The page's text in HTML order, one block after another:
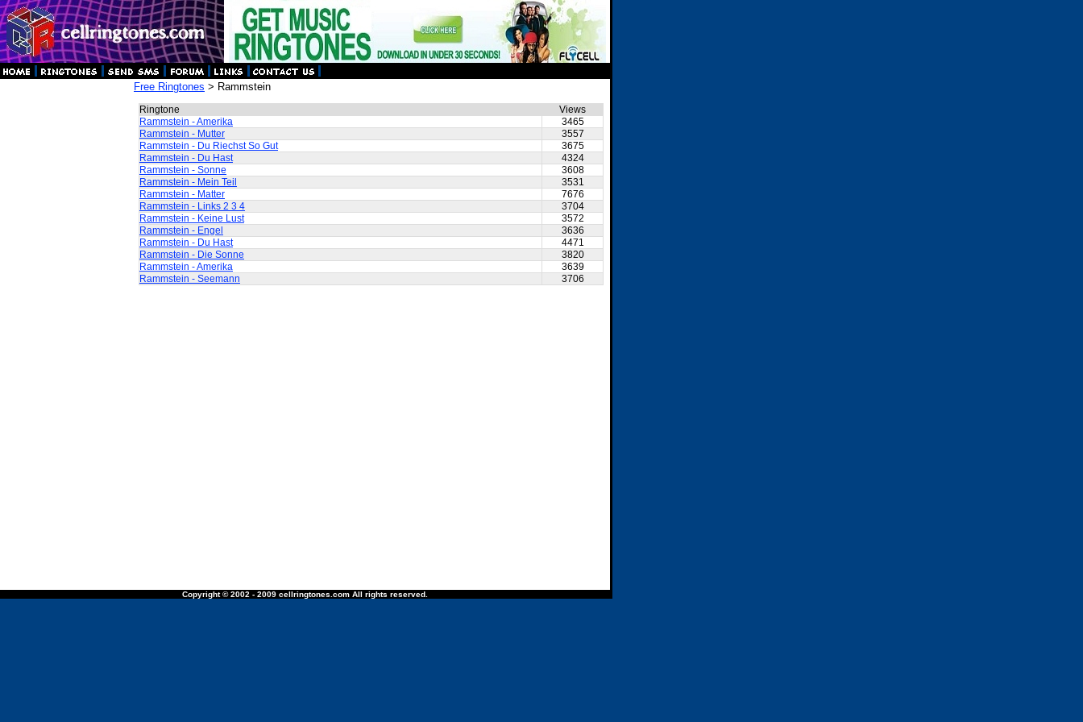
Free Ringtones > Rammstein
Ringtone
Views
Rammstein - Amerika
3465
Rammstein - Mutter
3557
Rammstein - Du Riechst So Gut
3675
Rammstein - Du Hast
4324
Rammstein - Sonne
3608
Rammstein - Mein Teil
3531
Rammstein - Matter
7676
Rammstein - Links 2 3 4
3704
Rammstein - Keine Lust
3572
Rammstein - Engel
3636
Rammstein - Du Hast
4471
Rammstein - Die Sonne
3820
Rammstein - Amerika
3639
Rammstein - Seemann
3706
Copyright © 2002 - 2009 cellringtones.com All rights reserved.